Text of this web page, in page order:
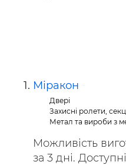
Міракон
Двері
Захисні ролети,
Метал та вироби з
Можливість
за 3 дні.